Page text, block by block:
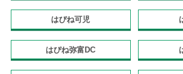
はぴね可児
はぴね弥富DC